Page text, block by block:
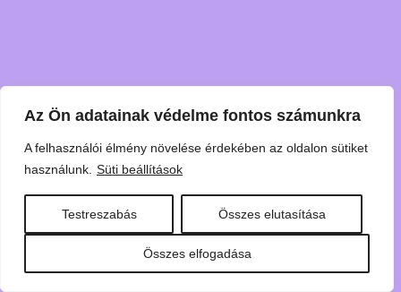
Az Ön adatainak védelme fontos számunkra
A felhasználói élmény növelése érdekében az oldalon sütiket
használunk. Süti beállítások
Testreszabás Összes elutasítása
Összes elfogadása